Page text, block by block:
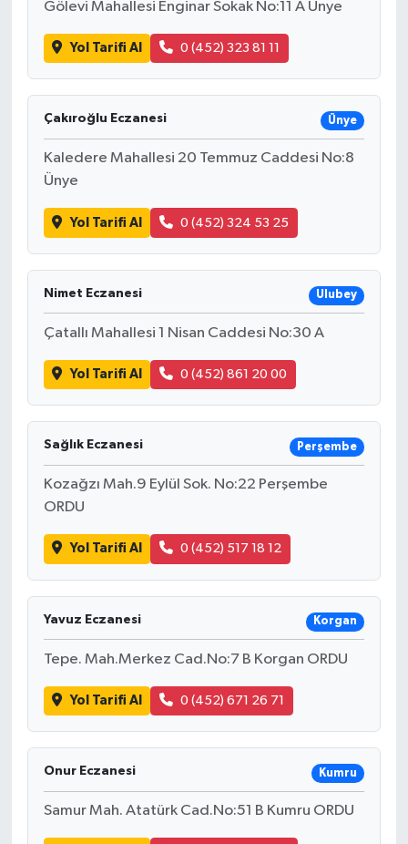
Gölevi Mahallesi Enginar Sokak No:11 A Ünye
Yol Tarifi Al 0 (452) 323 81 11
Çakıroğlu Eczanesi Ünye
Kaledere Mahallesi 20 Temmuz Caddesi No:8
Ünye
Yol Tarifi Al 0 (452) 324 53 25
Nimet Eczanesi Ulubey
Çatallı Mahallesi 1 Nisan Caddesi No:30 A
Yol Tarifi Al 0 (452) 861 20 00
Sağlık Eczanesi Perşembe
Kozağzı Mah.9 Eylül Sok. No:22 Perşembe
ORDU
Yol Tarifi Al 0 (452) 517 18 12
Yavuz Eczanesi Korgan
Tepe. Mah.Merkez Cad.No:7 B Korgan ORDU
Yol Tarifi Al 0 (452) 671 26 71
Onur Eczanesi Kumru
Samur Mah. Atatürk Cad.No:51 B Kumru ORDU